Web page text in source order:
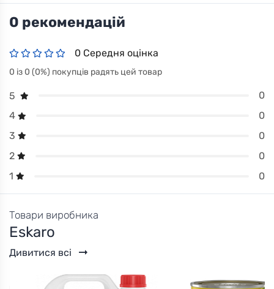
0 рекомендацій
0 Середня оцінка
0 із 0 (0%) покупців радять цей товар
5
0
4
0
3
0
2
0
1
0
Товари виробника
Eskaro
Дивитися всі